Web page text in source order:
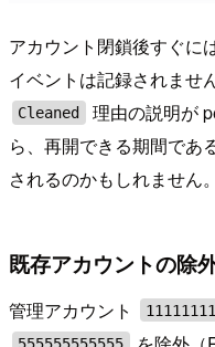
アカウント閉鎖後すぐに
イベントは記録されませ
Cleaned
理由の説明が
ら、再開できる期間であ
されるのかもしれません。
既存アカウントの除
管理アカウント
555555555555